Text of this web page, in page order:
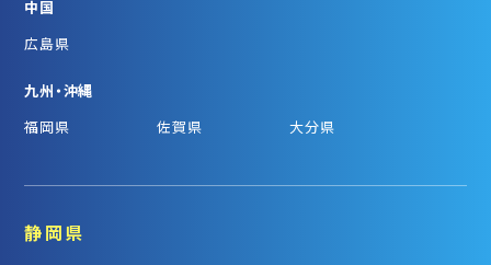
中国
広島県
九州・沖縄
福岡県
佐賀県 大分県
静岡県